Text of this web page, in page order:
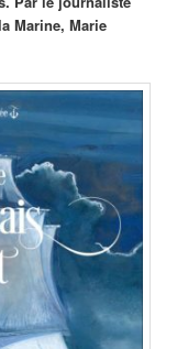
Marine, Marie